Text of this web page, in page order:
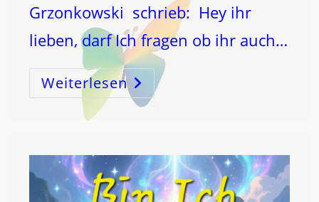
Grzonkowski schrieb: Hey ihr
lieben, darf Ich fragen ob ihr auch…
WeiterlesenICH
T